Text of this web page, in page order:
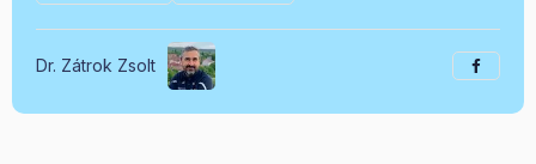
Dr. Zátrok Zsolt